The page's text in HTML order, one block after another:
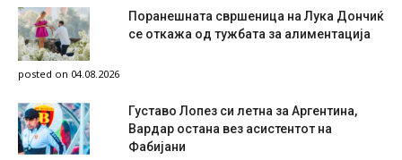
Поранешната свршеница на Лука Дончиќ
се откажа од тужбата за алиментација
posted on 04.08.2026
Густаво Лопез си летна за Аргентина,
Вардар остана вез асистентот на
Фабијани